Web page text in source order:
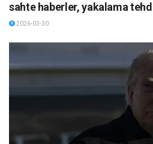
sahte haberler, yakalama
2026-03-30